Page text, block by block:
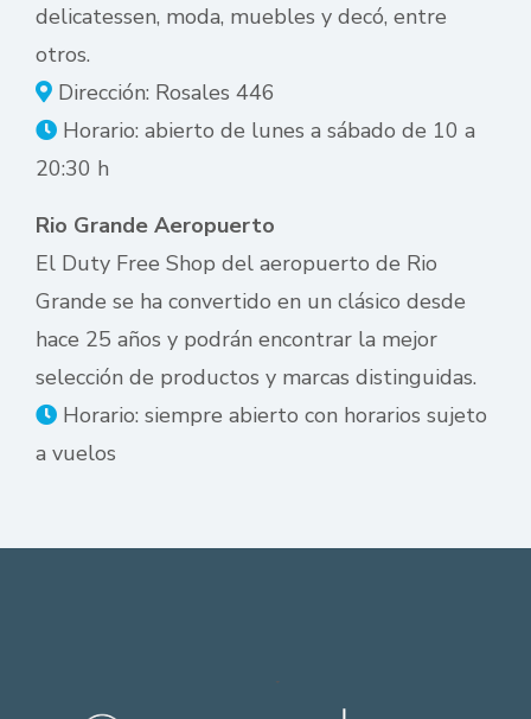
delicatessen, moda, muebles y decó, entre
otros.
Dirección: Rosales 446
Horario: abierto de lunes a sábado de 10 a
20:30 h
Rio Grande Aeropuerto
El Duty Free Shop del aeropuerto de Rio
Grande se ha convertido en un clásico desde
hace 25 años y podrán encontrar la mejor
selección de productos y marcas distinguidas.
Horario: siempre abierto con horarios sujeto
a vuelos